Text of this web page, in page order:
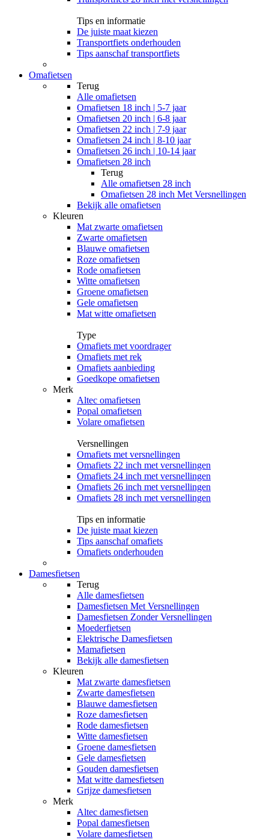
Tips en informatie
De juiste maat kiezen
Transportfiets onderhouden
Tips aanschaf transportfiets
Omafietsen
Terug
Alle omafietsen
Omafietsen 18 inch | 5-7 jaar
Omafietsen 20 inch | 6-8 jaar
Omafietsen 22 inch | 7-9 jaar
Omafietsen 24 inch | 8-10 jaar
Omafietsen 26 inch | 10-14 jaar
Omafietsen 28 inch
Terug
Alle omafietsen 28 inch
Omafietsen 28 inch Met Versnellingen
Bekijk alle omafietsen
Kleuren
Mat zwarte omafietsen
Zwarte omafietsen
Blauwe omafietsen
Roze omafietsen
Rode omafietsen
Witte omafietsen
Groene omafietsen
Gele omafietsen
Mat witte omafietsen
Type
Omafiets met voordrager
Omafiets met rek
Omafiets aanbieding
Goedkope omafietsen
Merk
Altec omafietsen
Popal omafietsen
Volare omafietsen
Versnellingen
Omafiets met versnellingen
Omafiets 22 inch met versnellingen
Omafiets 24 inch met versnellingen
Omafiets 26 inch met versnellingen
Omafiets 28 inch met versnellingen
Tips en informatie
De juiste maat kiezen
Tips aanschaf omafiets
Omafiets onderhouden
Damesfietsen
Terug
Alle damesfietsen
Damesfietsen Met Versnellingen
Damesfietsen Zonder Versnellingen
Moederfietsen
Elektrische Damesfietsen
Mamafietsen
Bekijk alle damesfietsen
Kleuren
Mat zwarte damesfietsen
Zwarte damesfietsen
Blauwe damesfietsen
Roze damesfietsen
Rode damesfietsen
Witte damesfietsen
Groene damesfietsen
Gele damesfietsen
Gouden damesfietsen
Mat witte damesfietsen
Grijze damesfietsen
Merk
Altec damesfietsen
Popal damesfietsen
Volare damesfietsen